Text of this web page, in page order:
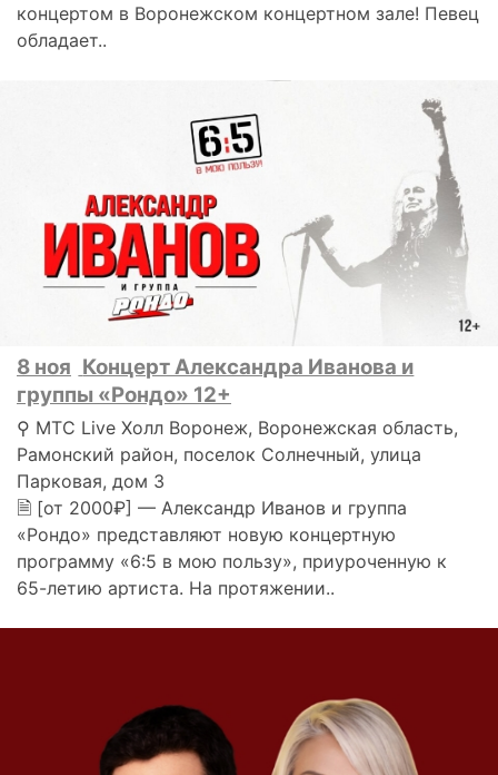
концертом в Воронежском концертном зале! Певец
обладает..
8 ноя Концерт Александра Иванова и
группы «Рондо» 12+
⚲ МТС Live Холл Воронеж, Воронежская область,
Рамонский район, поселок Солнечный, улица
Парковая, дом 3
🗎 [от 2000₽] — Александр Иванов и группа
«Рондо» представляют новую концертную
программу «6:5 в мою пользу», приуроченную к
65-летию артиста. На протяжении..